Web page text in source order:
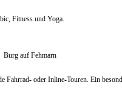
Fitness und Yoga.
Burg auf Fehmarn
oder Inline-Touren. Ein